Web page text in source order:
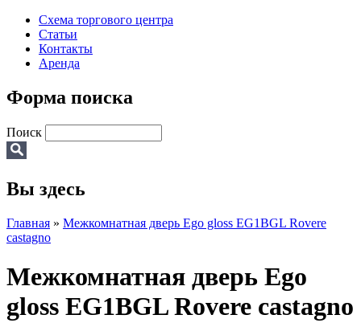
Схема торгового центра
Статьи
Контакты
Аренда
Форма поиска
Поиск
Вы здесь
Главная » Межкомнатная дверь Ego gloss EG1BGL Rovere
castagno
Межкомнатная дверь Ego
gloss EG1BGL Rovere castagno